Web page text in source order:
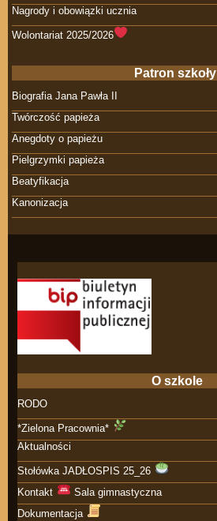
Nagrody i obowiązki ucznia
Wolontariat 2025/2026
Patron szkoły
Biografia Jana Pawła II
Twórczość papieża
Anegdoty o papieżu
Pielgrzymki papieża
Beatyfikacja
Kanonizacja
O szkole
RODO
*Zielona Pracownia*
Aktualności
Stołówka JADŁOSPIS 25_26
Kontakt
Sala gimnastyczna
Dokumentacja